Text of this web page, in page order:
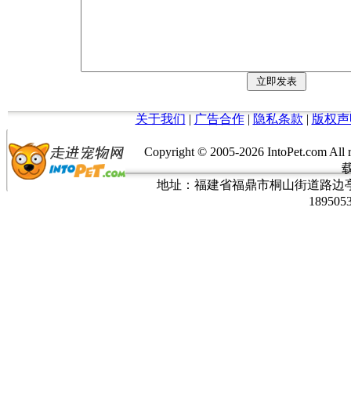
关于我们 | 广告合作| 隐私条款 | 版权
Copyright © 2005-2026 IntoPet.com
地址：福建省福鼎市桐山街道路边